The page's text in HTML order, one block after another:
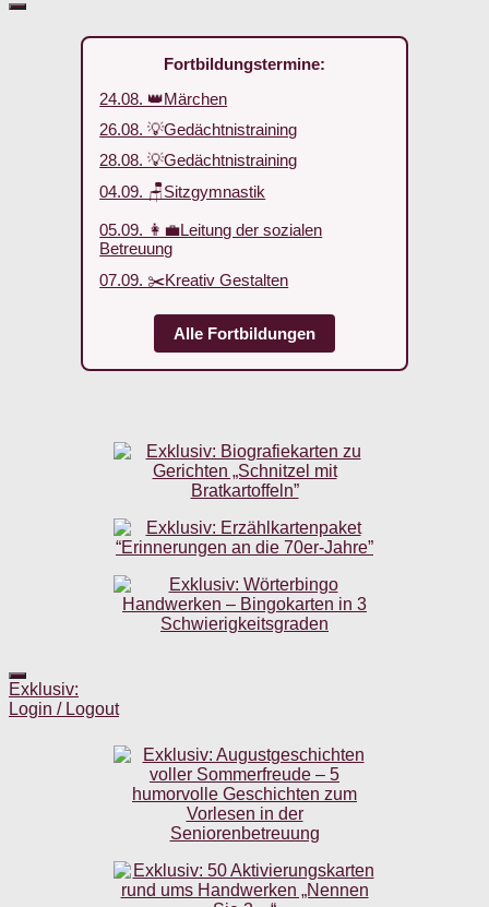
Fortbildungstermine:
24.08. 👑Märchen
26.08. 💡Gedächtnistraining
28.08. 💡Gedächtnistraining
04.09. 🪑Sitzgymnastik
05.09. 👩‍💼Leitung der sozialen
Betreuung
07.09. ✂️Kreativ Gestalten
Alle Fortbildungen
Exklusiv:
Login / Logout